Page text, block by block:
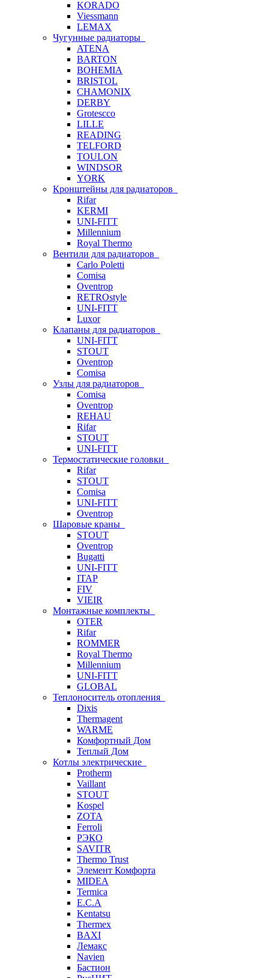
KORADO
Viessmann
LEMAX
Чугунные радиаторы
ATENA
BARTON
BOHEMIA
BRISTOL
CHAMONIX
DERBY
Grotescco
LILLE
READING
TELFORD
TOULON
WINDSOR
YORK
Кронштейны для радиаторов
Rifar
KERMI
UNI-FITT
Millennium
Royal Thermo
Вентили для радиаторов
Carlo Poletti
Comisa
Oventrop
RETROstyle
UNI-FITT
Luxor
Клапаны для радиаторов
UNI-FITT
STOUT
Oventrop
Comisa
Узлы для радиаторов
Comisa
Oventrop
REHAU
Rifar
STOUT
UNI-FITT
Термостатические головки
Rifar
STOUT
Comisa
UNI-FITT
Oventrop
Шаровые краны
STOUT
Oventrop
Bugatti
UNI-FITT
ITAP
FIV
VIEIR
Монтажные комплекты
OTER
Rifar
ROMMER
Royal Thermo
Millennium
UNI-FITT
GLOBAL
Теплоноситель отопления
Dixis
Thermagent
WARME
Комфортный Дом
Теплый Дом
Котлы электрические
Protherm
Vaillant
STOUT
Kospel
ZOTA
Ferroli
РЭКО
SAVITR
Thermo Trust
Элемент Комфорта
MIDEA
Termica
E.C.A
Kentatsu
Thermex
BAXI
Лемакс
Navien
Бастион